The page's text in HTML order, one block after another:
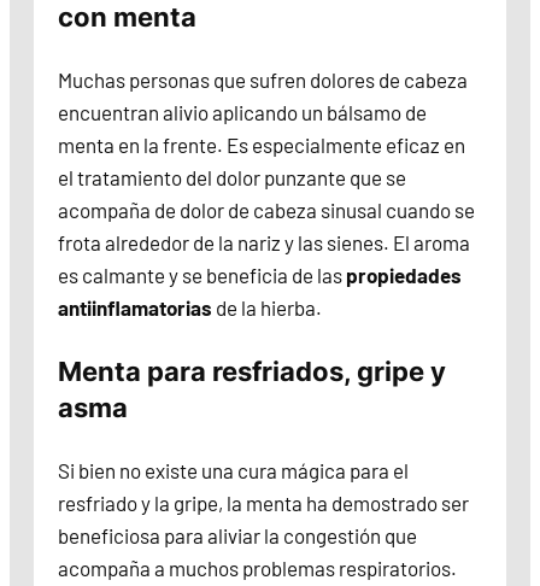
con menta
Muchas personas que sufren dolores de cabeza
encuentran alivio aplicando un bálsamo de
menta en la frente. Es especialmente eficaz en
el tratamiento del dolor punzante que se
acompaña de dolor de cabeza sinusal cuando se
frota alrededor de la nariz y las sienes. El aroma
es calmante y se beneficia de las propiedades
antiinflamatorias de la hierba.
Menta para resfriados, gripe y
asma
Si bien no existe una cura mágica para el
resfriado y la gripe, la menta ha demostrado ser
beneficiosa para aliviar la congestión que
acompaña a muchos problemas respiratorios.